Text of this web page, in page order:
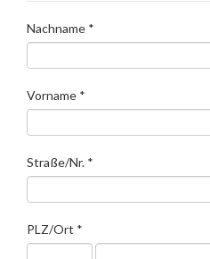
Nachname *
Vorname *
Straße/Nr. *
PLZ/Ort *